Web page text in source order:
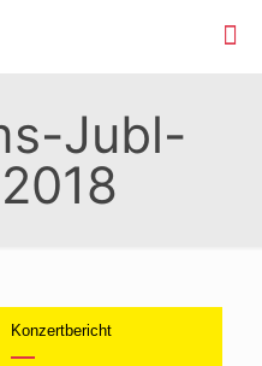
Jubl-
Konzertbericht